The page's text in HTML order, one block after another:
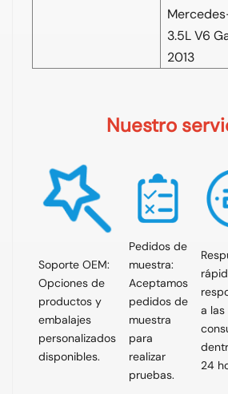
3.5L V6
2013
Nuestro
Soporte OEM:
Opciones de
productos y
embalajes
personalizados
disponibles.
Pedidos de
muestra:
Aceptamos
pedidos de
muestra
para
realizar
pruebas.
a las
24